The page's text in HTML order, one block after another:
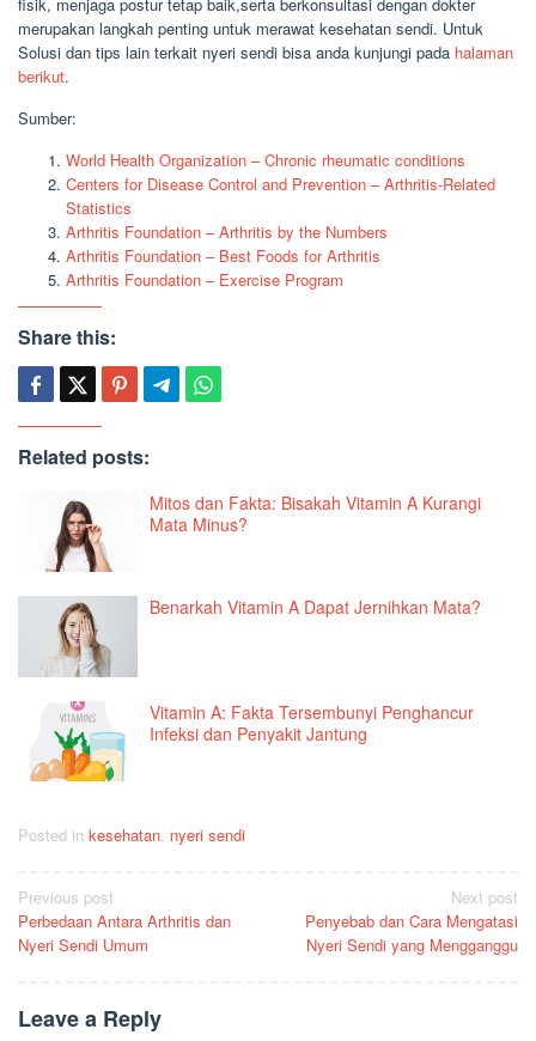
merupakan langkah penting untuk merawat kesehatan sendi. Untuk
Solusi dan tips lain terkait nyeri sendi bisa anda kunjungi pada halaman
berikut.
Sumber:
World Health Organization – Chronic rheumatic conditions
Centers for Disease Control and Prevention – Arthritis-Related
Statistics
Arthritis Foundation – Arthritis by the Numbers
Arthritis Foundation – Best Foods for Arthritis
Arthritis Foundation – Exercise Program
Share this:
Related posts:
Mitos dan Fakta: Bisakah Vitamin A Kurangi
Mata Minus?
Benarkah Vitamin A Dapat Jernihkan Mata?
Vitamin A: Fakta Tersembunyi Penghancur
Infeksi dan Penyakit Jantung
Posted in kesehatan, nyeri sendi
Post
navigation
Previous post
Perbedaan Antara Arthritis dan
Nyeri Sendi Umum
Next post
Penyebab dan Cara Mengatasi
Nyeri Sendi yang Mengganggu
Leave a Reply